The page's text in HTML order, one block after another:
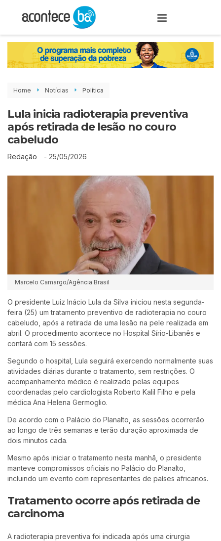
Home Notícias Política
Lula inicia radioterapia preventiva
após retirada de lesão no couro
cabeludo
Redação - 25/05/2026
Marcelo Camargo/Agência Brasil
O presidente Luiz Inácio Lula da Silva iniciou nesta segunda-
feira (25) um tratamento preventivo de radioterapia no couro
cabeludo, após a retirada de uma lesão na pele realizada em
abril. O procedimento acontece no Hospital Sírio-Libanês e
contará com 15 sessões.
Segundo o hospital, Lula seguirá exercendo normalmente suas
atividades diárias durante o tratamento, sem restrições. O
acompanhamento médico é realizado pelas equipes
coordenadas pelo cardiologista Roberto Kalil Filho e pela
médica Ana Helena Germoglio.
De acordo com o Palácio do Planalto, as sessões ocorrerão
ao longo de três semanas e terão duração aproximada de
dois minutos cada.
Mesmo após iniciar o tratamento nesta manhã, o presidente
manteve compromissos oficiais no Palácio do Planalto
incluindo um evento com representantes de países africanos.
Tratamento ocorre após retirada de
carcinoma
A radioterapia preventiva foi indicada após uma cirurgia